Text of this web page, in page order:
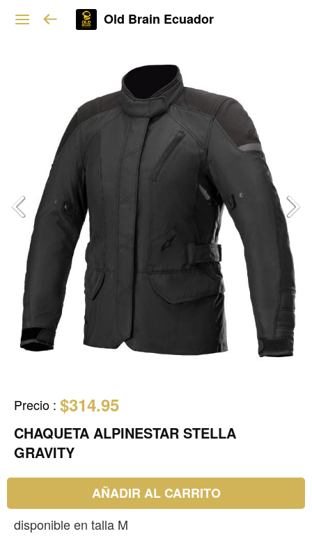
Old Brain Ecuador
Precio : $314.95
CHAQUETA ALPINESTAR STELLA
GRAVITY
AÑADIR AL CARRITO
disponible en talla M